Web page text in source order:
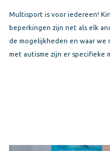
Multisport is voor iedereen!
beperkingen zijn net als elk
de mogelijkheden en waar we
met autisme zijn er specifieke